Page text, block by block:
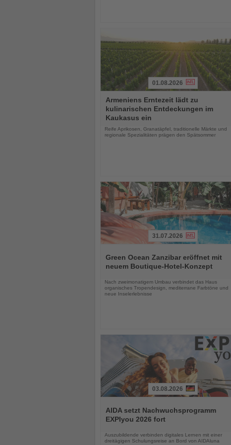
Sie
die
Nachrichten
01.08.2026
Armeniens Erntezeit lädt zu
kulinarischen Entdeckungen im
Kaukasus ein
Reife Aprikosen, Granatäpfel, traditionelle Märkte und
regionale Spezialitäten prägen den Spätsommer
Sie
die
31.07.2026
Green Ocean Zanzibar eröffnet mit
neuem Boutique-Hotel-Konzept
Nach zweimonatigem Umbau verbindet das Haus
organisches Tropendesign, mediterrane Farbtöne und
neue Inselerlebnisse
Sie
die
Nachrichten
03.08.2026
AIDA setzt Nachwuchsprogramm
EXPIyou 2026 fort
Auszubildende verbinden digitales Lernen mit einer
dreitägigen Schulungsreise an Bord von AIDAluna